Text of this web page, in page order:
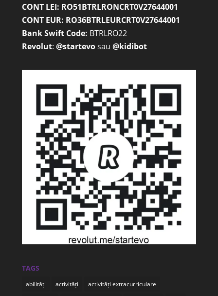
CONT LEI: RO51BTRLRONCRT0V27644001
CONT EUR: RO36BTRLEURCRT0V27644001
Bank Swift Code: BTRLRO22
Revolut: @startevosau @kidibot
TAGS
abilități activități activități extracurriculare